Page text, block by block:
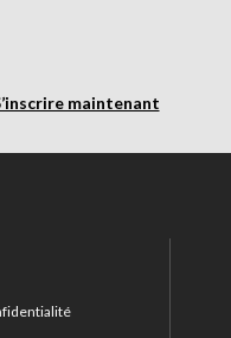
maintenant